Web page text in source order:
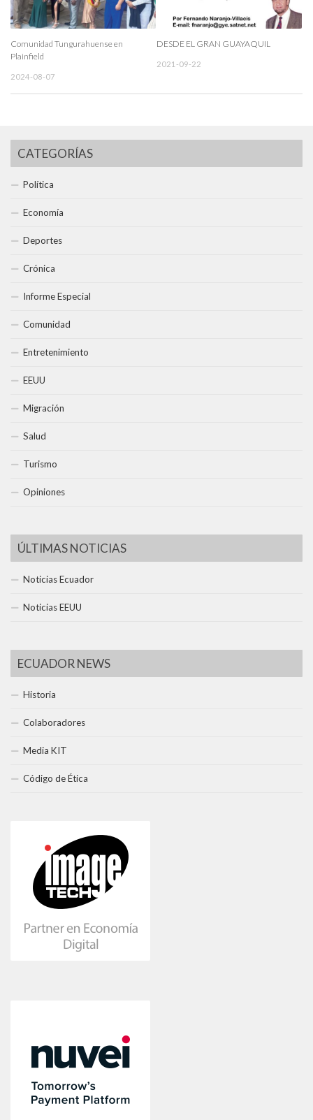
Comunidad Tungurahuense en
Plainfield
2024-08-07
DESDE EL GRAN GUAYAQUIL
2021-09-22
CATEGORÍAS
Política
Economía
Deportes
Crónica
Informe Especial
Comunidad
Entretenimiento
EEUU
Migración
Salud
Turismo
Opiniones
ÚLTIMAS NOTICIAS
Noticias Ecuador
Noticias EEUU
ECUADOR NEWS
Historia
Colaboradores
Media KIT
Código de Ética